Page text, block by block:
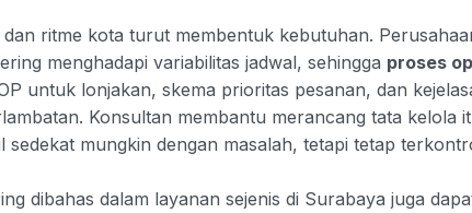
ritme kota turut membentuk kebutuhan.
menghadapi variabilitas jadwal, sehingga proses
untuk lonjakan, skema prioritas pesanan, dan
Konsultan membantu merancang tata kelola
sedekat mungkin dengan masalah, tetapi tetap
dibahas dalam layanan sejenis di Surabaya juga